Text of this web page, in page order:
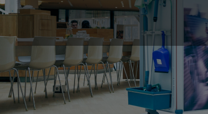
Beroepen
Werkomgevingen
Opleidingen
Werkgevers